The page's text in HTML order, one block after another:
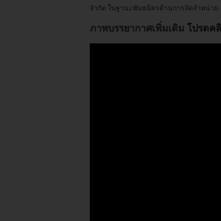
จำกัด ในฐานะพันธมิตรด้านการจัดจำหน่าย
ภาพบรรยากาศเพิ่มเติม โปรดค